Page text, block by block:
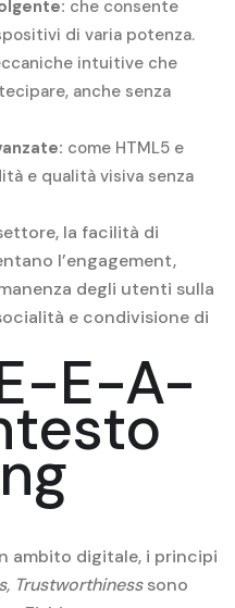
che consente
di varia potenza.
intuitive che
anche senza
come HTML5 e
e qualità visiva senza
la facilità di
l’engagement,
degli utenti sulla
e condivisione di
E-A-
ambito digitale, i principi
Trustworthinesssono